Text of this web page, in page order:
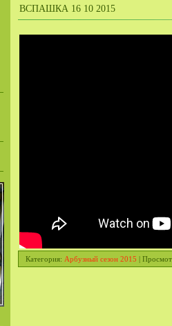
ВСПАШКА 16 10 2015
Категория: Арбузный сезон 2015 |